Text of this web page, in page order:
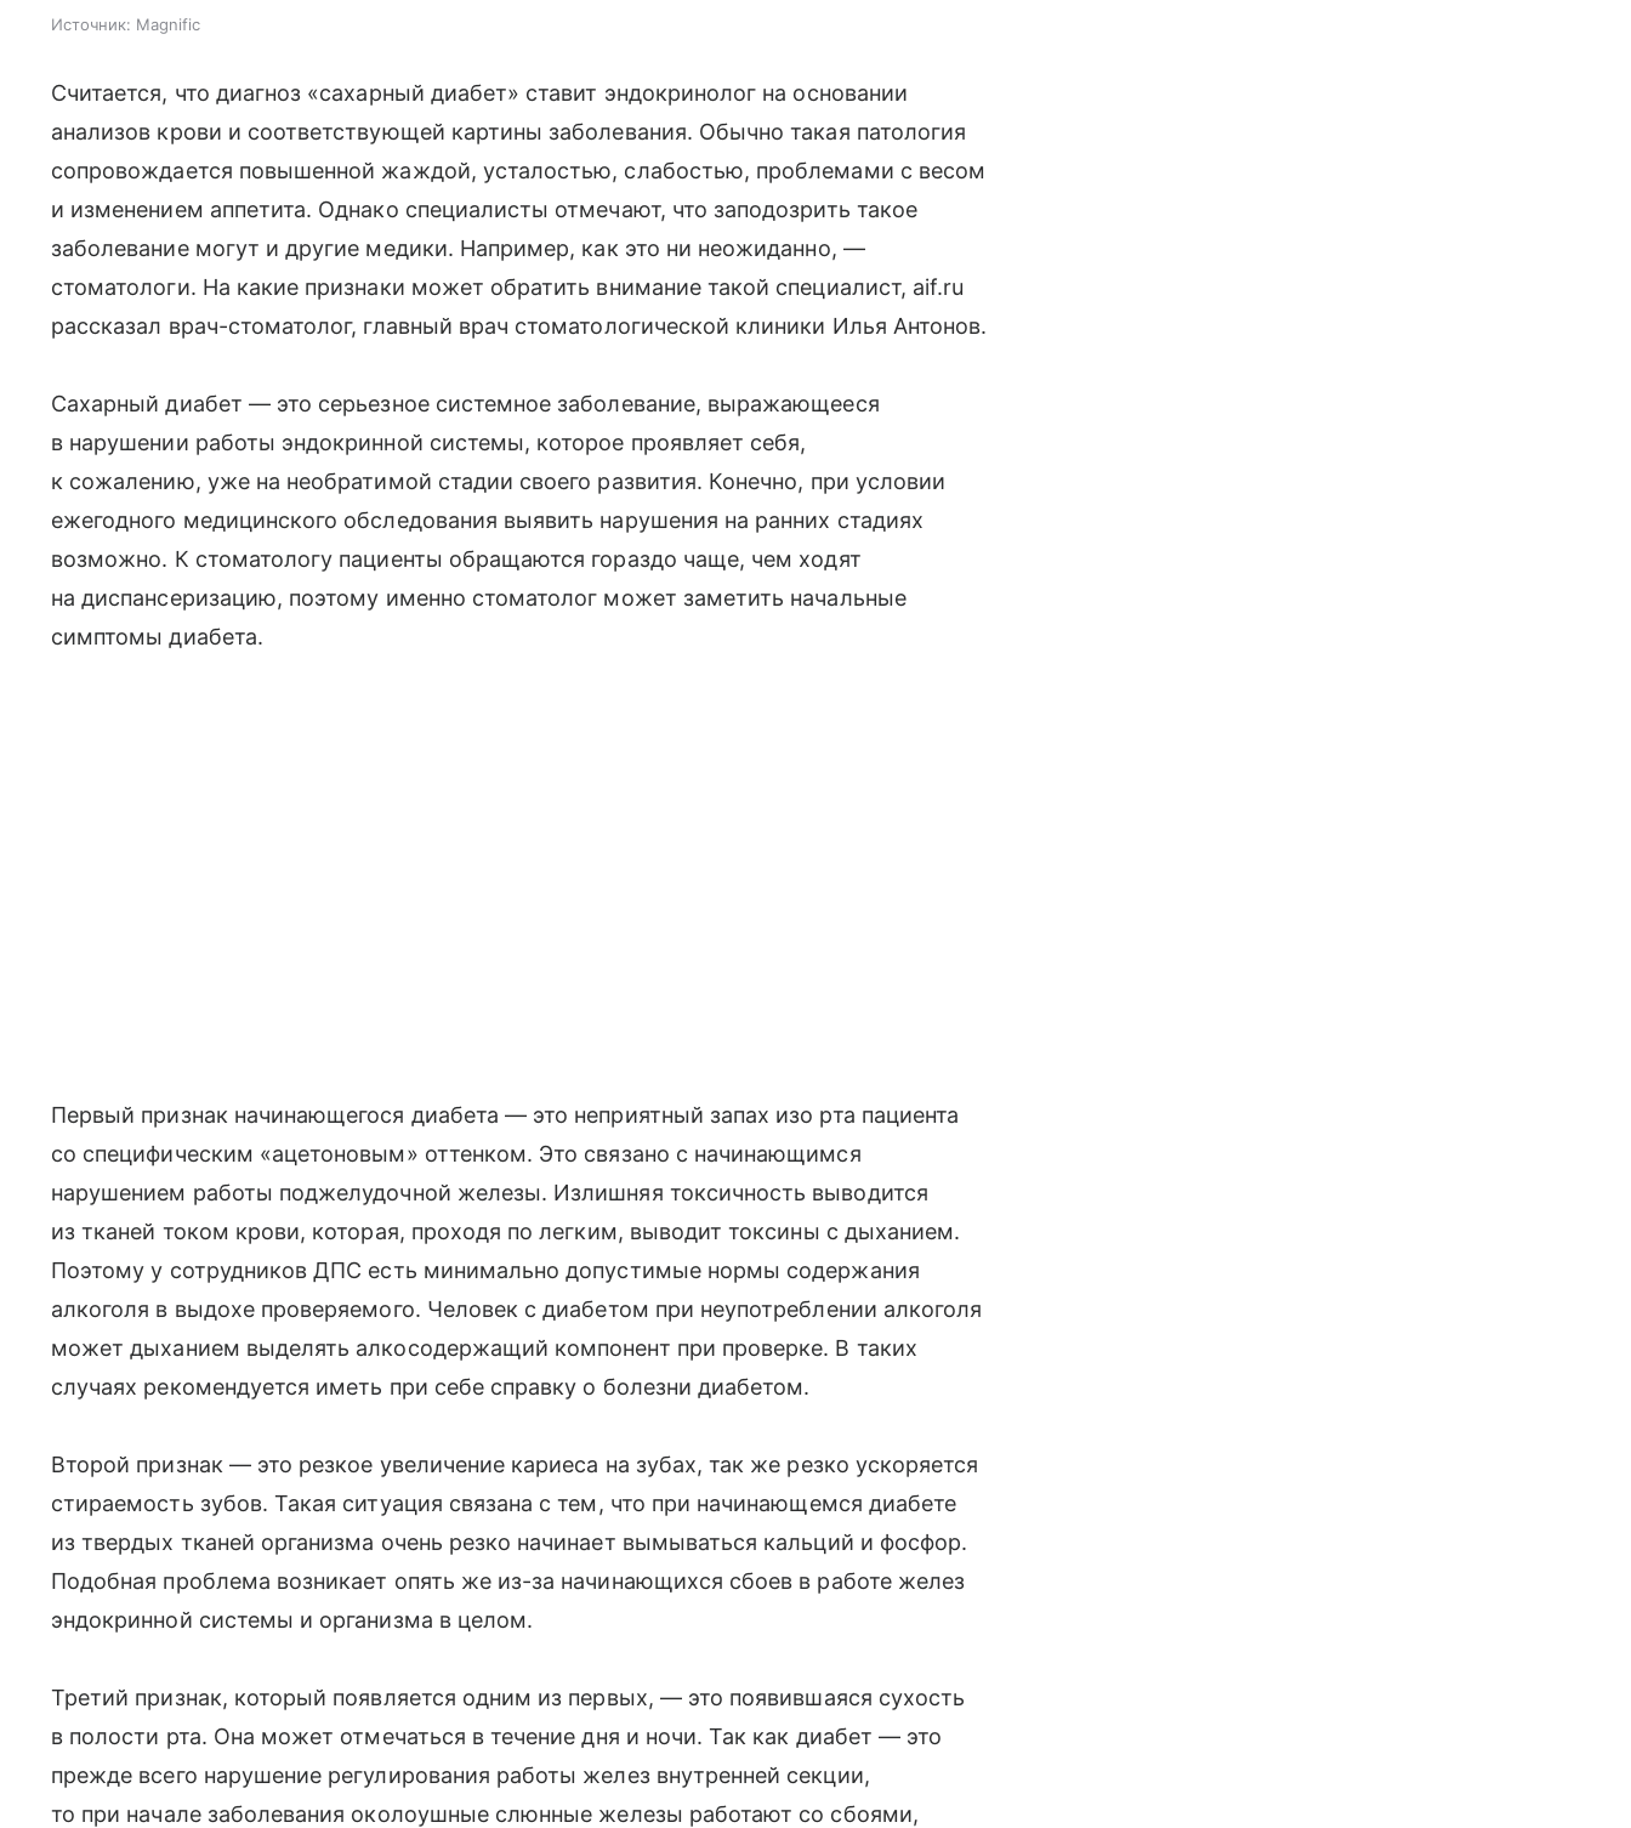
Источник: Magnific
Считается, что диагноз «сахарный диабет» ставит эндокринолог на основании
анализов крови и соответствующей картины заболевания. Обычно такая патология
сопровождается повышенной жаждой, усталостью, слабостью, проблемами с весом
и изменением аппетита. Однако специалисты отмечают, что заподозрить такое
заболевание могут и другие медики. Например, как это ни неожиданно, —
стоматологи. На какие признаки может обратить внимание такой специалист, aif.ru
рассказал врач-стоматолог, главный врач стоматологической клиники Илья Антонов.
Сахарный диабет — это серьезное системное заболевание, выражающееся
в нарушении работы эндокринной системы, которое проявляет себя,
к сожалению, уже на необратимой стадии своего развития. Конечно, при условии
ежегодного медицинского обследования выявить нарушения на ранних стадиях
возможно. К стоматологу пациенты обращаются гораздо чаще, чем ходят
на диспансеризацию, поэтому именно стоматолог может заметить начальные
симптомы диабета.
Первый признак начинающегося диабета — это неприятный запах изо рта пациента
со специфическим «ацетоновым» оттенком. Это связано с начинающимся
нарушением работы поджелудочной железы. Излишняя токсичность выводится
из тканей током крови, которая, проходя по легким, выводит токсины с дыханием.
Поэтому у сотрудников ДПС есть минимально допустимые нормы содержания
алкоголя в выдохе проверяемого. Человек с диабетом при неупотреблении алкоголя
может дыханием выделять алкосодержащий компонент при проверке. В таких
случаях рекомендуется иметь при себе справку о болезни диабетом.
Второй признак — это резкое увеличение кариеса на зубах, так же резко ускоряется
стираемость зубов. Такая ситуация связана с тем, что при начинающемся диабете
из твердых тканей организма очень резко начинает вымываться кальций и фосфор.
Подобная проблема возникает опять же из-за начинающихся сбоев в работе желез
эндокринной системы и организма в целом.
Третий признак, который появляется одним из первых, — это появившаяся сухость
в полости рта. Она может отмечаться в течение дня и ночи. Так как диабет — это
прежде всего нарушение регулирования работы желез внутренней секции,
то при начале заболевания околоушные слюнные железы работают со сбоями,